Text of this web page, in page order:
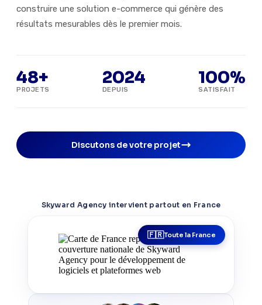
construire une solution e-commerce qui génère des
résultats mesurables dès le premier mois.
48+
PROJETS
2024
DEPUIS
100%
SATISFAIT
Discutons de votre projet
Skyward Agency intervient partout en France
Toute la France